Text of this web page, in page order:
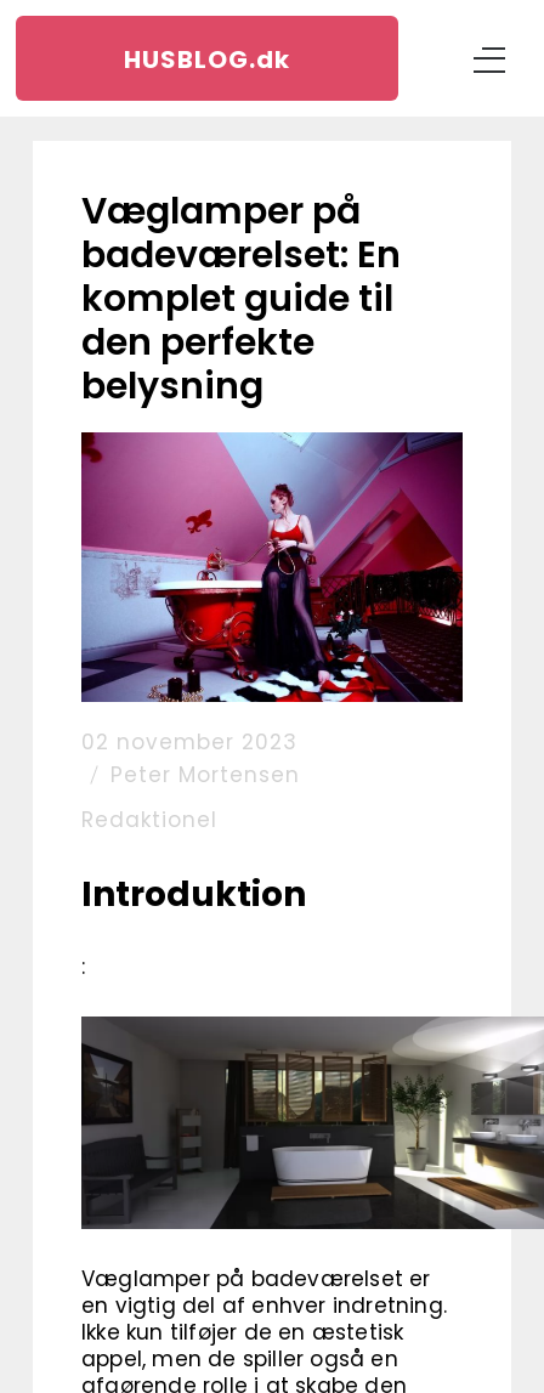
HUSBLOG.dk
Væglamper på
badeværelset: En
komplet guide til
den perfekte
belysning
02 november 2023
Peter Mortensen
Redaktionel
Introduktion
:
Væglamper på badeværelset er
en vigtig del af enhver indretning.
Ikke kun tilføjer de en æstetisk
appel, men de spiller også en
afgørende rolle i at skabe den